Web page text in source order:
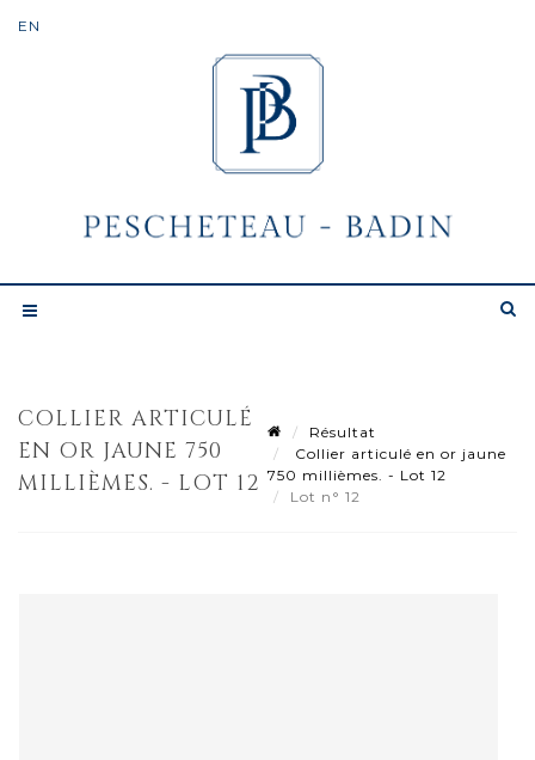
COLLIER ARTICULÉ
EN OR JAUNE 750
MILLIÈMES. - LOT 12
Résultat
Collier articulé en or jaune
750 millièmes. - Lot 12
Lot n° 12